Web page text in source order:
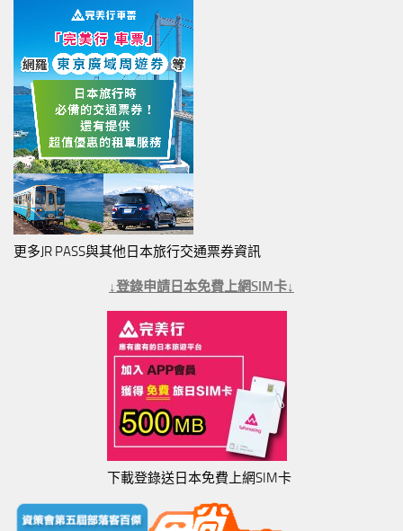
更多JR PASS與其他日本旅行交通票券資訊
↓登錄申請日本免費上網SIM卡↓
下載登錄送日本免費上網SIM卡